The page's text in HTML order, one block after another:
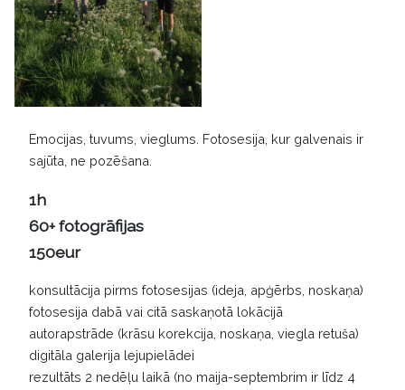
Emocijas, tuvums, vieglums. Fotosesija, kur galvenais ir
sajūta, ne pozēšana.
1h
60+ fotogrāfijas
150eur
konsultācija pirms fotosesijas (ideja, apģērbs, noskaņa)
fotosesija dabā vai citā saskaņotā lokācijā
autorapstrāde (krāsu korekcija, noskaņa, viegla retuša)
digitāla galerija lejupielādei
rezultāts 2 nedēļu laikā (no maija-septembrim ir līdz 4